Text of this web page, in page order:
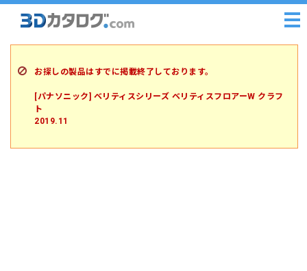
お探しの製品はすでに掲載終了しております。
[パナソニック] ベリティスシリーズ ベリティスフロアーW クラフ
ト
2019.11